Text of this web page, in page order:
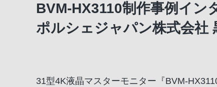
BVM-HX3110制作事例イ
ポルシェジャパン株式会社
31型4K液晶マスターモニター『BVM-